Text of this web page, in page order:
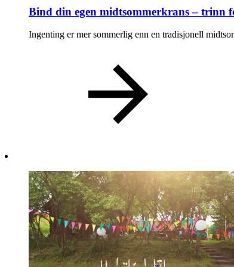
Magasin
Gavekort
Bind din egen midtsommerkrans – trinn
Ingenting er mer sommerlig enn en tradisjonell